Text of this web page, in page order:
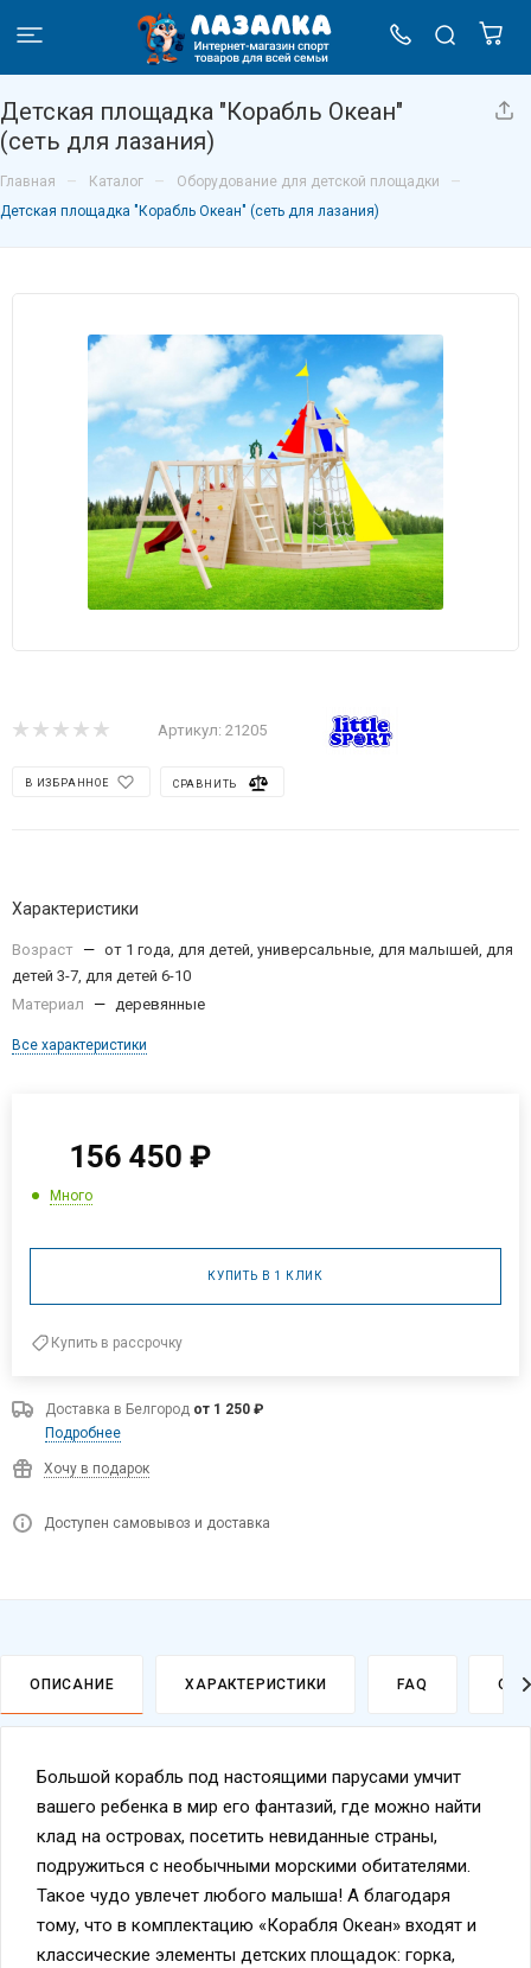
Детская площадка "Корабль Океан"
(сеть для лазания)
Главная – Каталог – Оборудование для детской площадки –
Детская площадка "Корабль Океан" (сеть для лазания)
Артикул: 21205
В ИЗБРАННОЕ СРАВНИТЬ
Характеристики
Возраст — от 1 года, для детей, универсальные, для малышей, для
детей 3-7, для детей 6-10
Материал
— деревянные
Все характеристики
156 450 ₽
Много
КУПИТЬ В 1 КЛИК
Купить в рассрочку
Доставка в Белгород от 1 250 ₽
Подробнее
Хочу в подарок
Доступен самовывоз и доставка
ОПИСАНИЕ ХАРАКТЕРИСТИКИ FAQ
Большой корабль под настоящими парусами умчит
вашего ребенка в мир его фантазий, где можно найти
клад на островах, посетить невиданные страны,
подружиться с необычными морскими обитателями.
Такое чудо увлечет любого малыша! А благодаря
тому, что в комплектацию «Корабля Океан» входят и
классические элементы детских площадок: горка,